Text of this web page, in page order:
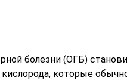
болезни (ОГБ)
кислорода, которые